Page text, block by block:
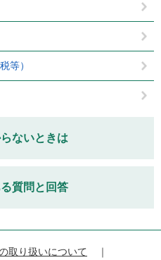
等）
ないときは
質問と回答
取り扱いについて